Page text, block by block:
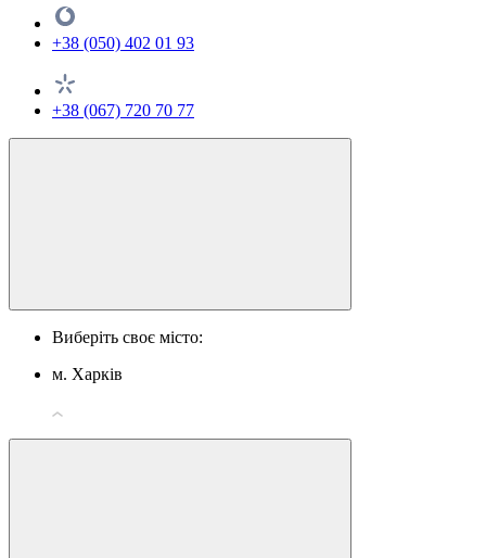
+38 (050) 402 01 93
+38 (067) 720 70 77
Виберіть своє місто:
м. Харків